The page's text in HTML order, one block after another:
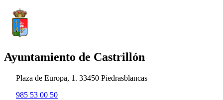
Ayuntamiento de Castrillón
Plaza de Europa, 1. 33450 Piedrasblancas
985 53 00 50